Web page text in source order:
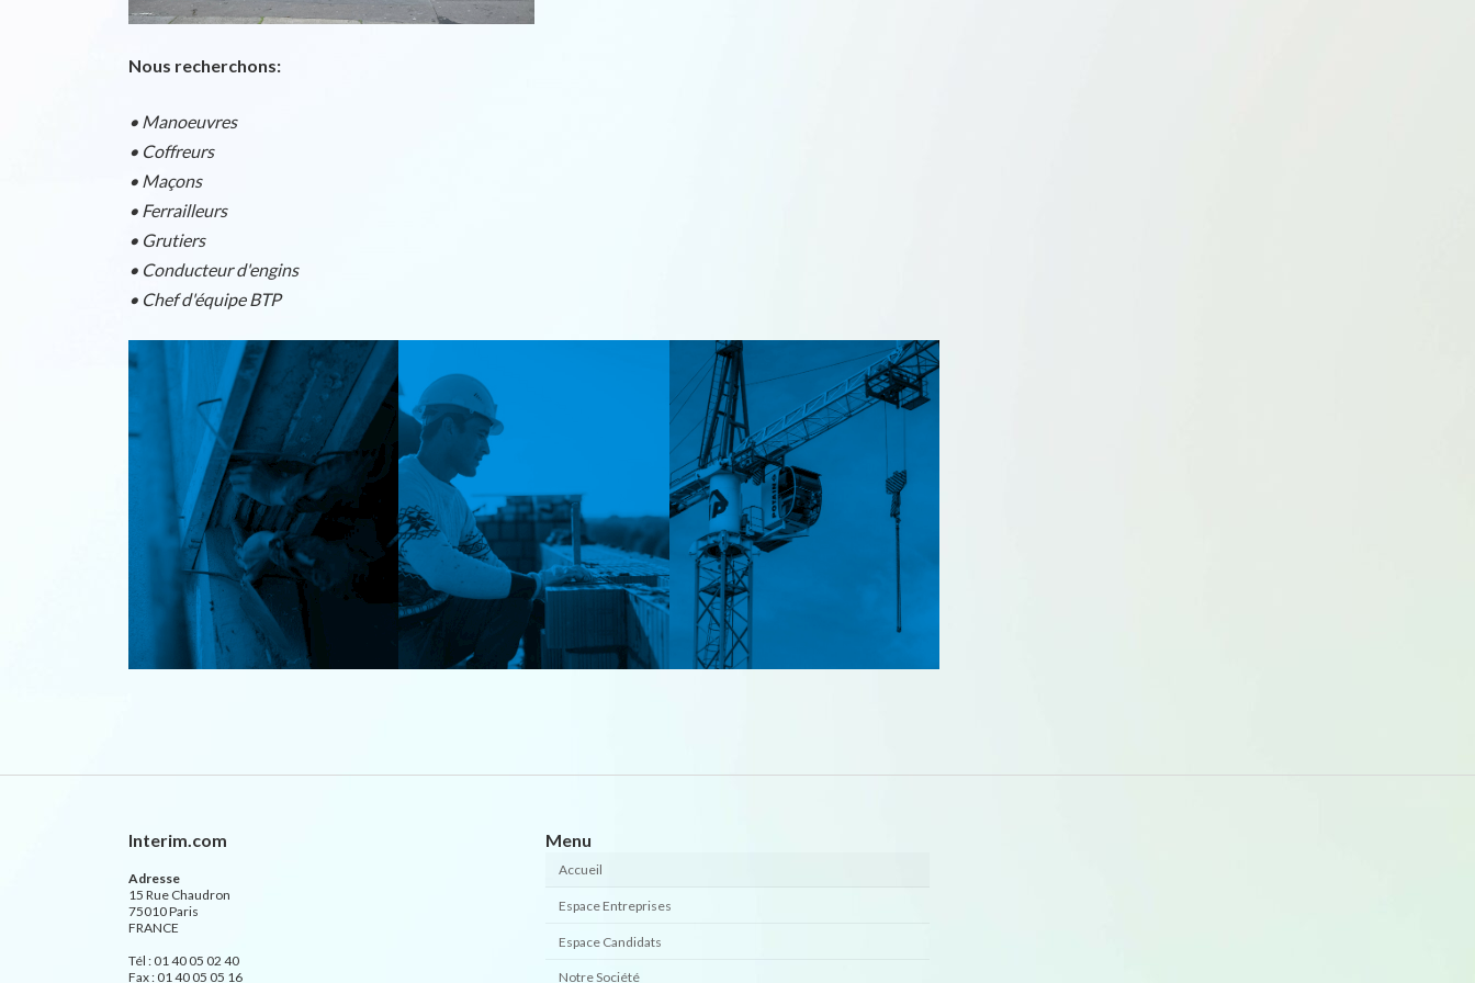
Nous recherchons:
• Manoeuvres
• Coffreurs
• Maçons
• Ferrailleurs
• Grutiers
• Conducteur d'engins
• Chef d'équipe BTP
Interim.com
Adresse
15 Rue Chaudron
75010 Paris
FRANCE
Tél : 01 40 05 02 40
Fax : 01 40 05 05 16
Menu
Accueil
Espace Entreprises
Espace Candidats
Notre Société